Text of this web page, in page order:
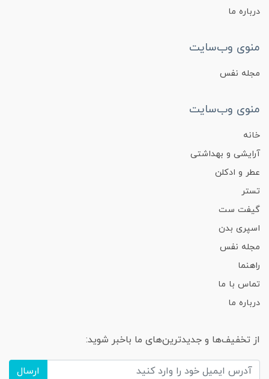
درباره ما
منوی وب‌سایت
مجله نفس
منوی وب‌سایت
خانه
آرایشی و بهداشتی
عطر و ادکلن
تستر
گیفت ست
اسپری بدن
مجله نفس
راهنما
تماس با ما
درباره ما
از تخفیف‌ها و جدیدترین‌های ما باخبر شوید:
ارسال